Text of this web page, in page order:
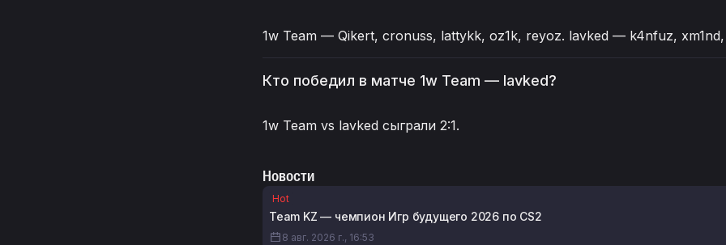
1w Team — Qikert, cronuss, lattykk, oz1k, reyoz. lavked — k4nfuz, xm1nd,
Кто победил в матче 1w Team — lavked?
1w Team vs lavked сыграли 2:1.
Новости
Hot
Team KZ — чемпион Игр будущего 2026 по CS2
8 авг. 2026 г., 16:53